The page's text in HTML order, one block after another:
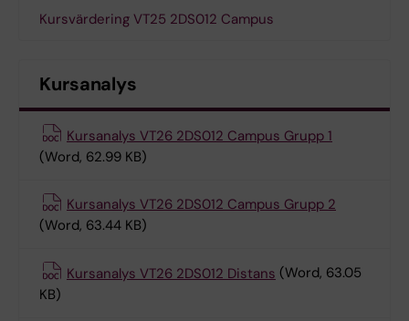
Kursvärdering VT25 2DS012 Campus
Kursanalys
Kursanalys VT26 2DS012 Campus Grupp 1
(Word, 62.99 KB)
Kursanalys VT26 2DS012 Campus Grupp 2
(Word, 63.44 KB)
Kursanalys VT26 2DS012 Distans (Word, 63.05
KB)